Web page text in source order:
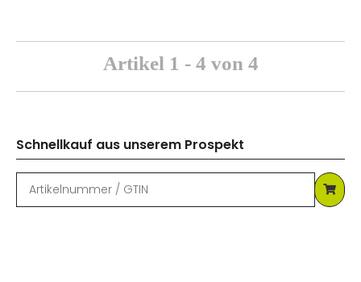
Artikel 1 - 4 von 4
Schnellkauf aus unserem Prospekt